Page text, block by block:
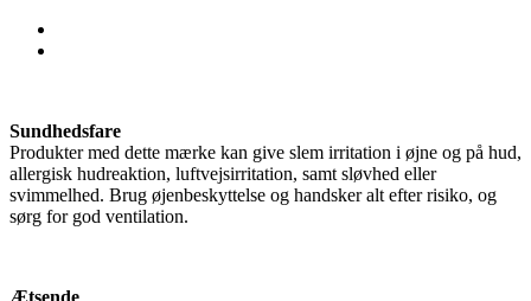
Sundhedsfare
Produkter med dette mærke kan give slem irritation i øjne og på hud,
allergisk hudreaktion, luftvejsirritation, samt sløvhed eller
svimmelhed. Brug øjenbeskyttelse og handsker alt efter risiko, og
sørg for god ventilation.
Ætsende